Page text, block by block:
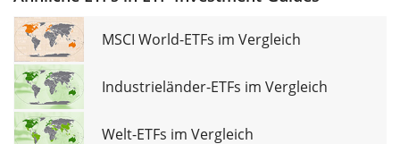
MSCI World-ETFs im Vergleich
Industrieländer-ETFs im Vergleich
Welt-ETFs im Vergleich